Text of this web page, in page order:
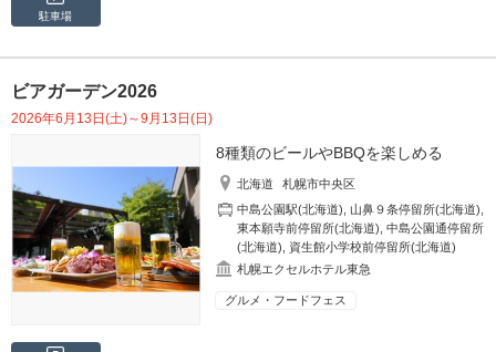
駐車場
ビアガーデン2026
2026年6月13日(土)～9月13日(日)
8種類のビールやBBQを楽しめる
北海道
札幌市中央区
中島公園駅(北海道)
山鼻９条停留所(北海道)
東本願寺前停留所(北海道) ,中島公園通停留所
(北海道)
資生館小学校前停留所(北海道)
札幌エクセルホテル東急
グルメ・フードフェス